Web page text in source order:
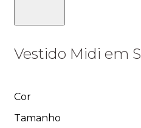
Vestido Midi em
Cor
Tamanho